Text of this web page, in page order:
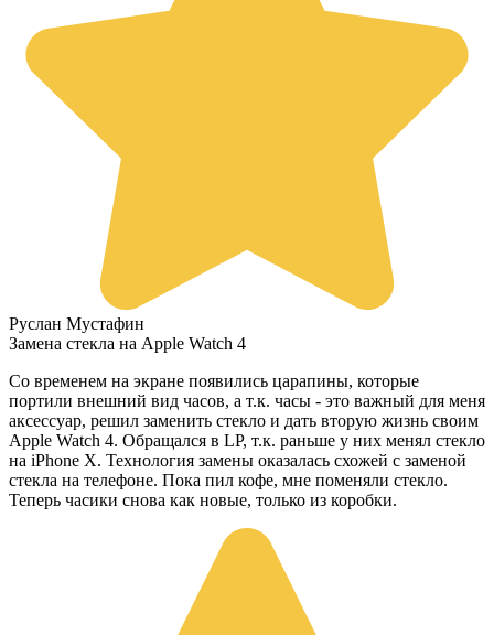
Руслан Мустафин
Замена стекла на Apple Watch 4
Со временем на экране появились царапины, которые
портили внешний вид часов, а т.к. часы - это важный для меня
аксессуар, решил заменить стекло и дать вторую жизнь своим
Apple Watch 4. Обращался в LP, т.к. раньше у них менял стекло
на iPhone X. Технология замены оказалась схожей с заменой
стекла на телефоне. Пока пил кофе, мне поменяли стекло.
Теперь часики снова как новые, только из коробки.